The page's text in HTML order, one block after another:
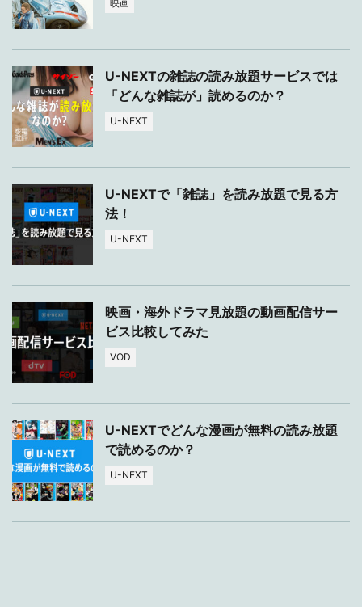
映画
U-NEXTの雑誌の読み放題サービスでは
「どんな雑誌が」読めるのか？
U-NEXT
U-NEXTで「雑誌」を読み放題で見る方
法！
U-NEXT
映画・海外ドラマ見放題の動画配信サー
ビス比較してみた
VOD
U-NEXTでどんな漫画が無料の読み放題
で読めるのか？
U-NEXT